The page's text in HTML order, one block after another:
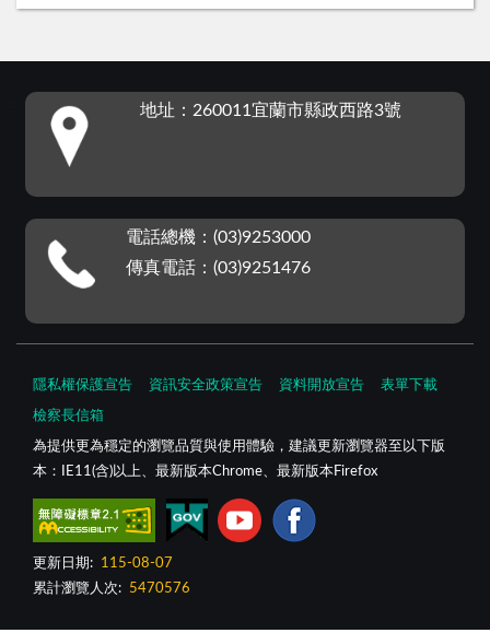
地址：260011宜蘭市縣政西路3號
電話總機：(03)9253000
傳真電話：(03)9251476
隱私權保護宣告 資訊安全政策宣告 資料開放宣告 表單下載
檢察長信箱
為提供更為穩定的瀏覽品質與使用體驗，建議更新瀏覽器至以下版
本：IE11(含)以上、最新版本Chrome、最新版本Firefox
更新日期:
115-08-07
累計瀏覽人次:
5470576